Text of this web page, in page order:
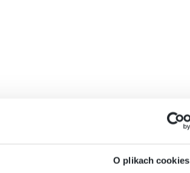
O plikach cookies